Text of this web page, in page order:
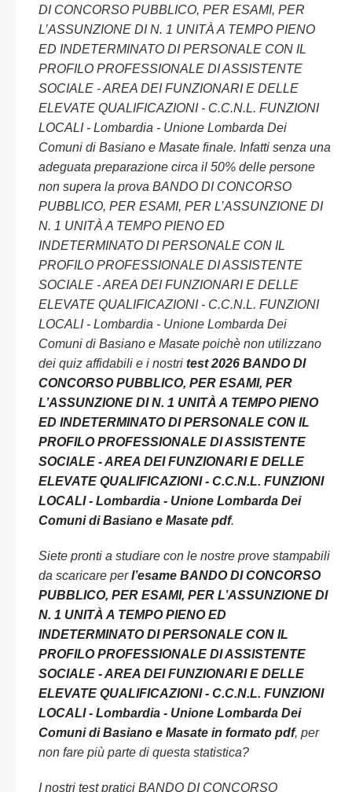
DI CONCORSO PUBBLICO, PER ESAMI, PER
L’ASSUNZIONE DI N. 1 UNITÀ A TEMPO PIENO
ED INDETERMINATO DI PERSONALE CON IL
PROFILO PROFESSIONALE DI ASSISTENTE
SOCIALE - AREA DEI FUNZIONARI E DELLE
ELEVATE QUALIFICAZIONI - C.C.N.L. FUNZIONI
LOCALI - Lombardia - Unione Lombarda Dei
Comuni di Basiano e Masate finale. Infatti senza una
adeguata preparazione circa il 50% delle persone
non supera la prova BANDO DI CONCORSO
PUBBLICO, PER ESAMI, PER L’ASSUNZIONE DI
N. 1 UNITÀ A TEMPO PIENO ED
INDETERMINATO DI PERSONALE CON IL
PROFILO PROFESSIONALE DI ASSISTENTE
SOCIALE - AREA DEI FUNZIONARI E DELLE
ELEVATE QUALIFICAZIONI - C.C.N.L. FUNZIONI
LOCALI - Lombardia - Unione Lombarda Dei
Comuni di Basiano e Masate poichè non utilizzano
dei quiz affidabili e i nostri test 2026 BANDO DI
CONCORSO PUBBLICO, PER ESAMI, PER
L’ASSUNZIONE DI N. 1 UNITÀ A TEMPO PIENO
ED INDETERMINATO DI PERSONALE CON IL
PROFILO PROFESSIONALE DI ASSISTENTE
SOCIALE - AREA DEI FUNZIONARI E DELLE
ELEVATE QUALIFICAZIONI - C.C.N.L. FUNZIONI
LOCALI - Lombardia - Unione Lombarda Dei
Comuni di Basiano e Masate pdf.
Siete pronti a studiare con le nostre prove stampabili
da scaricare perl’esame BANDO DI CONCORSO
PUBBLICO, PER ESAMI, PER L’ASSUNZIONE DI
N. 1 UNITÀ A TEMPO PIENO ED
INDETERMINATO DI PERSONALE CON IL
PROFILO PROFESSIONALE DI ASSISTENTE
SOCIALE - AREA DEI FUNZIONARI E DELLE
ELEVATE QUALIFICAZIONI - C.C.N.L. FUNZIONI
LOCALI - Lombardia - Unione Lombarda Dei
Comuni di Basiano e Masate in formato pdf, per
non fare più parte di questa statistica?
I nostri test pratici BANDO DI CONCORSO